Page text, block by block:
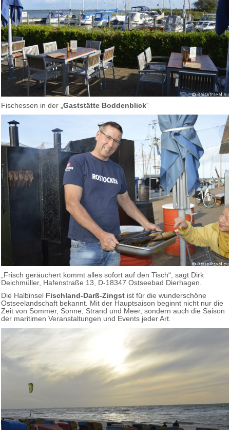
Fischessen in der „Gaststätte Boddenblick“
„Frisch geräuchert kommt alles sofort auf den Tisch“, sagt Dirk
Deichmüller, Hafenstraße 13, D-18347 Ostseebad Dierhagen.
Die Halbinsel
Fischland-Darß-Zingst ist für die wunderschöne
Ostseelandschaft bekannt. Mit der Hauptsaison beginnt nicht nur die
Zeit von Sommer, Sonne, Strand und Meer, sondern auch die Saison
der maritimen Veranstaltungen und Events jeder Art.